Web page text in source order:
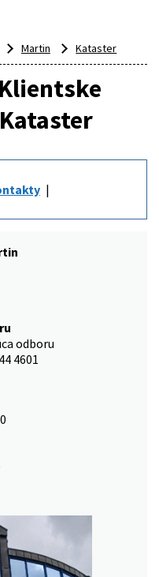
Martin Kataster
odboru
4601